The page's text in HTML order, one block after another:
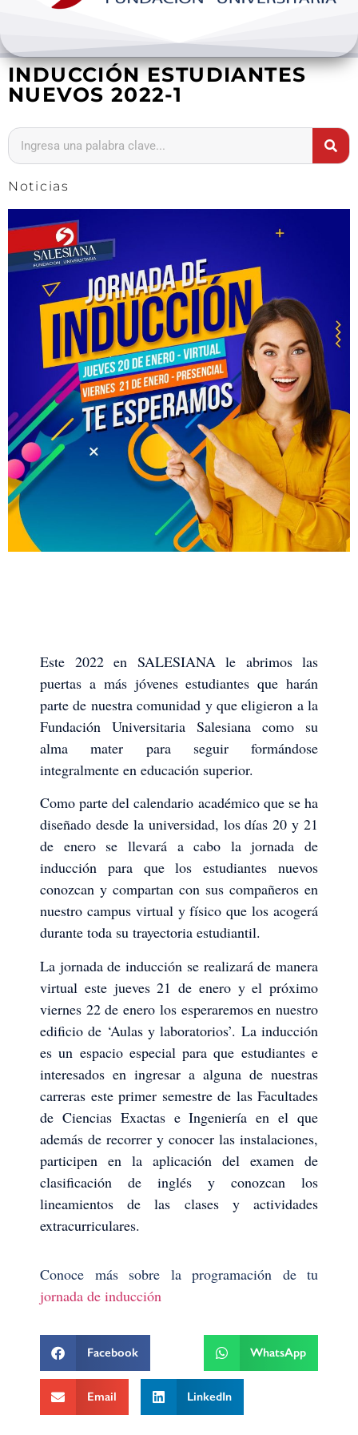
Internacionalización
Extension y desarrollo
INDUCCIÓN ESTUDIANTES
NUEVOS 2022-1
Noticias
Este 2022 en SALESIANA le abrimos las
puertas a más jóvenes estudiantes que harán
parte de nuestra comunidad y que eligieron a la
Fundación Universitaria Salesiana como su
alma mater para seguir formándose
integralmente en educación superior.
Como parte del calendario académico que se ha
diseñado desde la universidad, los días 20 y 21
de enero se llevará a cabo la jornada de
inducción para que los estudiantes nuevos
conozcan y compartan con sus compañeros en
nuestro campus virtual y físico que los acogerá
durante toda su trayectoria estudiantil.
La jornada de inducción se realizará de manera
virtual este jueves 21 de enero y el próximo
viernes 22 de enero los esperaremos en nuestro
edificio de ‘Aulas y laboratorios’. La inducción
es un espacio especial para que estudiantes e
interesados en ingresar a alguna de nuestras
carreras este primer semestre de las Facultades
de Ciencias Exactas e Ingeniería en el que
además de recorrer y conocer las instalaciones,
participen en la aplicación del examen de
clasificación de inglés y conozcan los
lineamientos de las clases y actividades
extracurriculares.
Conoce más sobre la programación de tu
jornada de inducción
Facebook WhatsApp
Email LinkedIn